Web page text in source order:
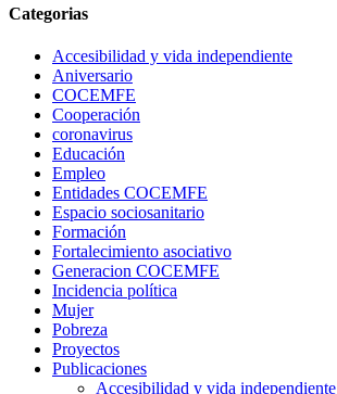
Categorias
Accesibilidad y vida independiente
Aniversario
COCEMFE
Cooperación
coronavirus
Educación
Empleo
Entidades COCEMFE
Espacio sociosanitario
Formación
Fortalecimiento asociativo
Generacion COCEMFE
Incidencia política
Mujer
Pobreza
Proyectos
Publicaciones
Accesibilidad y vida independiente